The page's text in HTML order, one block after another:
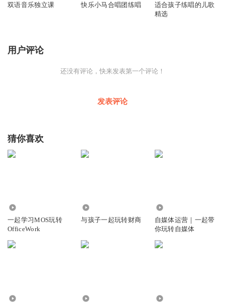
双语音乐独立课 快乐小马合唱团练唱
适合孩子练唱的儿歌
精选
用户评论
还没有评论，快来发表第一个评论！
发表评论
猜你喜欢
一起学习MOS玩转
OfficeWork
与孩子一起玩转财商
自媒体运营｜一起带
你玩转自媒体